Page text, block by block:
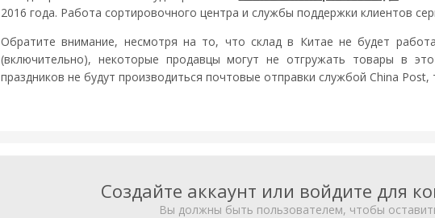
2016 года. Работа сортировочного центра и службы поддержки клиентов
Обратите внимание, несмотря на то, что склад в Китае не будет
(включительно), некоторые продавцы могут не отгружать товары в
праздников не будут производиться почтовые отправки службой China
Создайте аккаунт или войдите для
Вы должны быть пользователем, чтобы